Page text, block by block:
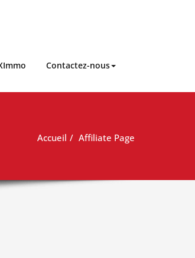
Contactez-nous
Accueil Affiliate Page